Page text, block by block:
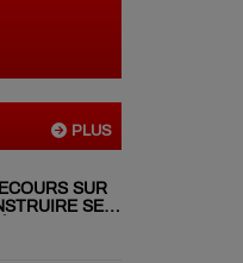
PLUS
SUR
SE